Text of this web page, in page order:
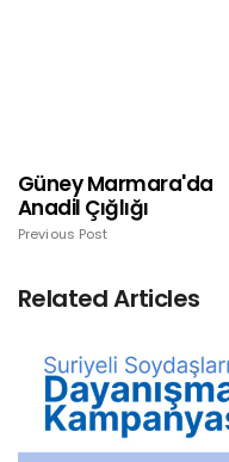
Güney Marmara'da
Anadil Çığlığı
Previous Post
Related Articles